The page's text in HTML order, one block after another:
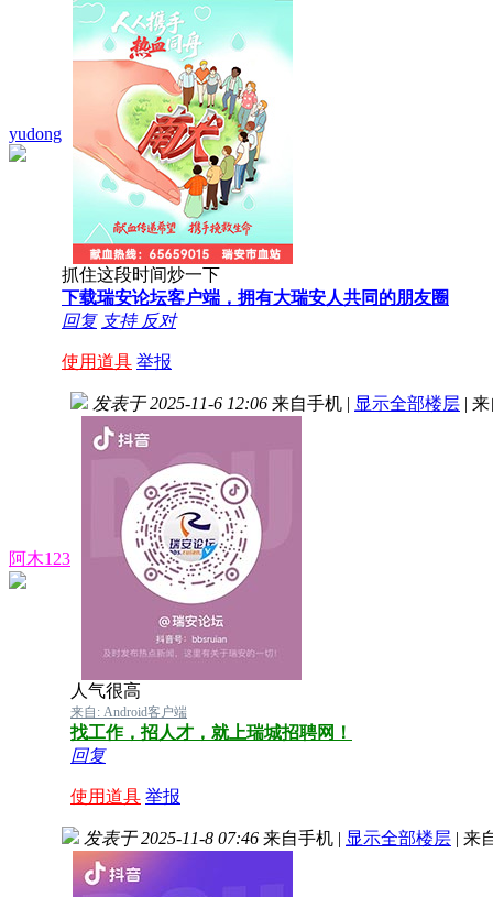
yudong
抓住这段时间炒一下
下载瑞安论坛客户端，拥有大瑞安人共同的朋友圈
回复 支持 反对
使用道具 举报
阿木123
发表于 2025-11-6 12:06 来自手机 | 显示全部楼层 | 来
人气很高
来自: Android客户端
找工作，招人才，就上瑞城招聘网！
回复
使用道具 举报
发表于 2025-11-8 07:46 来自手机 | 显示全部楼层 | 来